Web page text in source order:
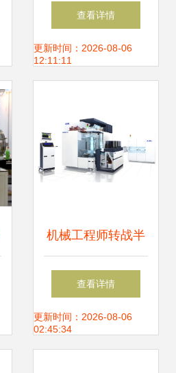
煤矿机械制造产业
跑出创新加速度，
查看详情
更新时间：2026-08-06
12:11:11
机械工程师转战半
导体设备研发与数
控机床销售 两大高
查看详情
更新时间：2026-08-06
02:45:34